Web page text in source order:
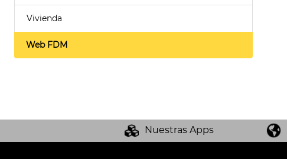
Vivienda
Web FDM
Nuestras Apps